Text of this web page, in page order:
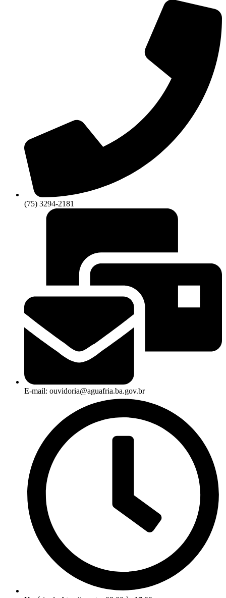
(75) 3294-2181
E-mail: ouvidoria@aguafria.ba.gov.br